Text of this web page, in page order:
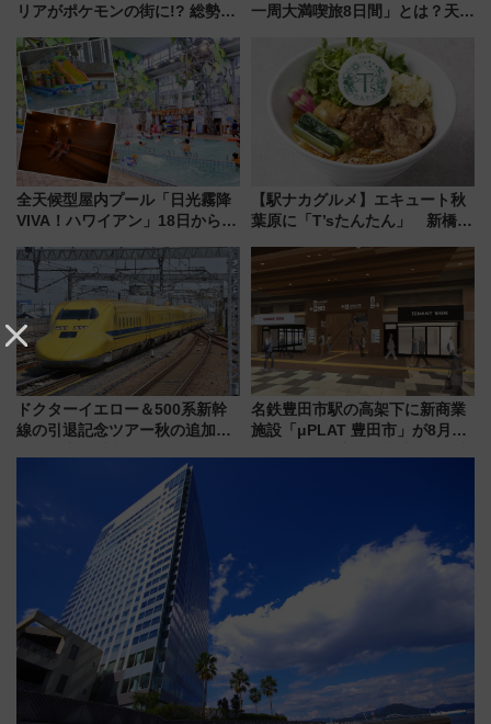
リアがポケモンの街に!? 総勢
リサーチ」本格謎解き・グッズ
情報まとめ
一周大満喫旅8日間」とは？天橋
の絶景＆限定グルメを網羅！煩
雑な手続きも不要でお手軽に楽
しめるプランが登場
全天候型屋内プール「日光霧降
VIVA！ハワイアン」18日から営
ァミリーから大人まで幅広い世
代が一日中楽しる夏のリゾート
を楽しんで
【駅ナカグルメ】エキュート秋
葉原に「T’sたんたん」 新橋に
饅」、オムライス専門店「肉と
たまご」新グルメ続々登場！
【2026年8月】
ドクターイエロー＆500系新幹
線の引退記念ツアー秋の追加企
名鉄豊田市駅の高架下に新商業
施設「μPLAT 豊田市」が8月26